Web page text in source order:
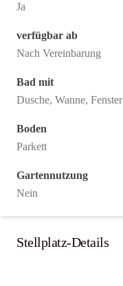
Ja
verfügbar ab
Nach Vereinbarung
Bad mit
Dusche, Wanne, Fenster
Boden
Parkett
Gartennutzung
Nein
Stellplatz-Details